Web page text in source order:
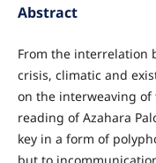
Abstract
From the interrelation
crisis, climatic and
on the interweaving of
reading of Azahara
key in a form of